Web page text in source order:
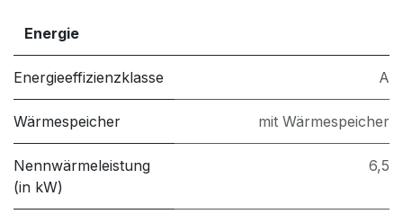
Energie
Energieeffizienzklasse A
Wärmespeicher mit Wärmespeicher
Nennwärmeleistung
(in kW)
6,5